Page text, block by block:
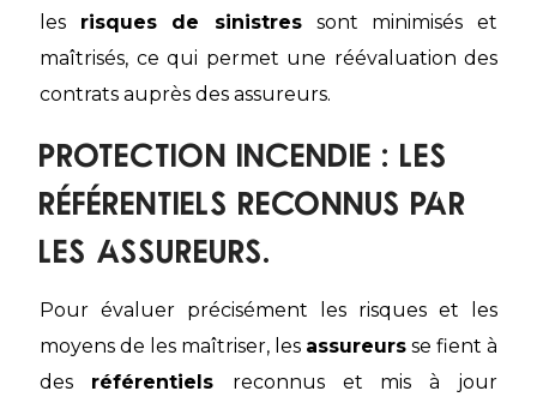
les risques de sinistres sont minimisés et
maîtrisés, ce qui permet une réévaluation des
contrats auprès des assureurs.
Protection Incendie : Les
référentiels reconnus par
les assureurs.
Pour évaluer précisément les risques et les
moyens de les maîtriser, les assureurs se fient à
des référentiels reconnus et mis à jour